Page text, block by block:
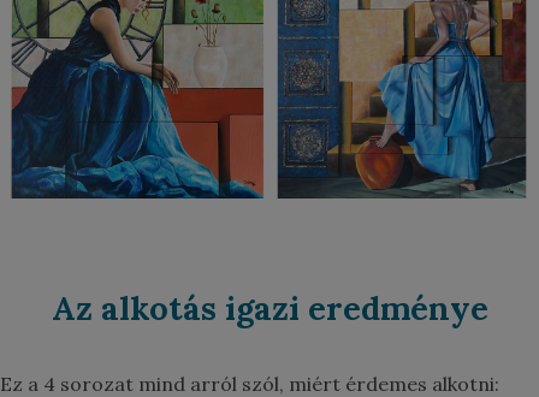
Az alkotás igazi eredménye
Ez a 4 sorozat mind arról szól, miért érdemes alkotni: